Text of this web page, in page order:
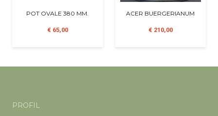
POT OVALE 380 MM.
€ 65,00
ACER BUERGERIANUM
€ 210,00
PROFIL